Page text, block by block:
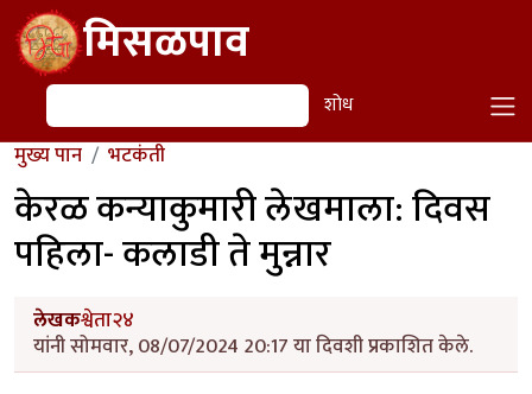
Skip to main contentमिसळपाव
शोध शोध
मुख्य पान भटकंती
केरळ कन्याकुमारी लेखमाला: दिवस
पहिला- कलाडी ते मुन्नार
लेखकश्वेता२४
यांनी सोमवार, 08/07/2024 20:17 या दिवशी प्रकाशित केले.